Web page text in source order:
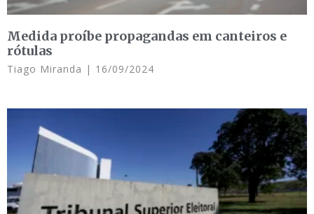
Medida proíbe propagandas em canteiros e
rótulas
Tiago Miranda 16/09/2024